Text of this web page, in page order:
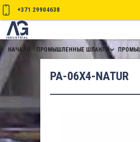
+371 29904638
НАЧАЛО ПРОМЫШЛЕННЫЕ ШЛАНГИ
PA-06X4-NATUR